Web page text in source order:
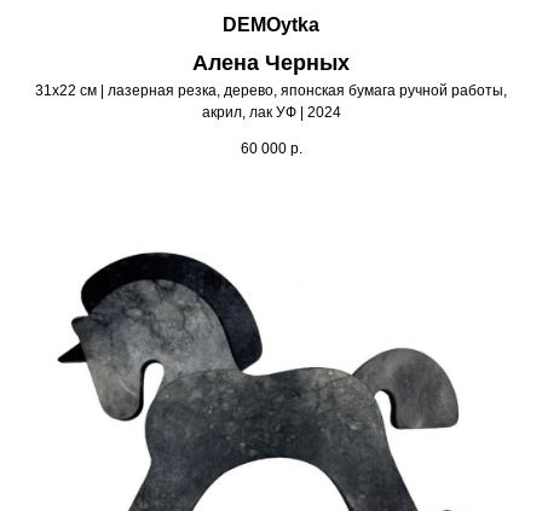
DEMOytka
Алена Черных
31х22 см | лазерная резка, дерево, японская бумага ручной работы,
акрил, лак УФ | 2024
60 000 р.